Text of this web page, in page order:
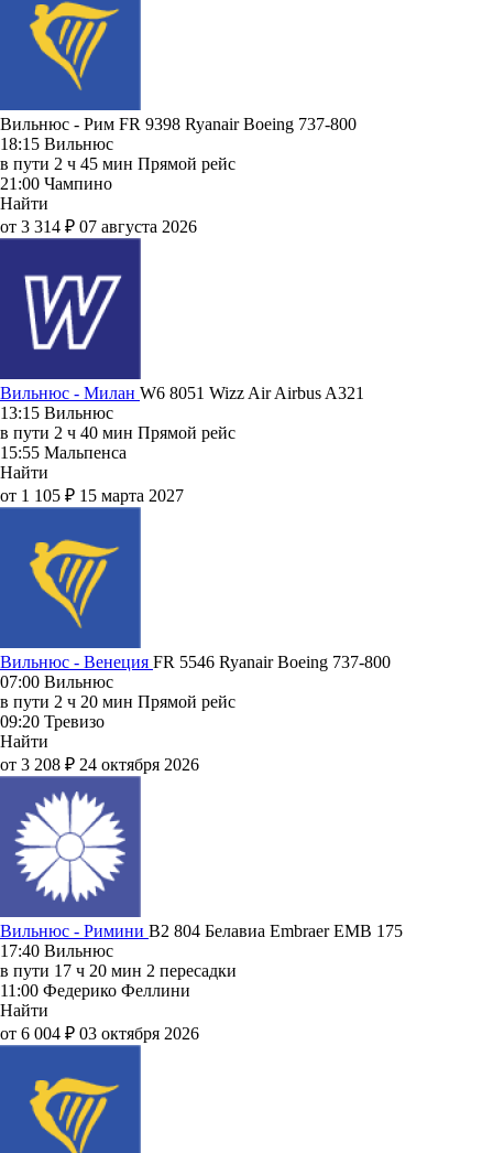
Вильнюс - Рим FR 9398 RyanairBoeing 737-800
18:15 Вильнюс
в пути 2 ч 45 мин Прямой рейс
21:00 Чампино
Найти
от 3 314 ₽ 07 августа 2026
Вильнюс - Милан W6 8051 Wizz AirAirbus A321
13:15 Вильнюс
в пути 2 ч 40 мин Прямой рейс
15:55 Мальпенса
Найти
от 1 105 ₽ 15 марта 2027
Вильнюс - Венеция FR 5546 RyanairBoeing 737-800
07:00 Вильнюс
в пути 2 ч 20 мин Прямой рейс
09:20 Тревизо
Найти
от 3 208 ₽ 24 октября 2026
Вильнюс - Римини B2 804 Белавиа Embraer EMB 175
17:40 Вильнюс
в пути 17 ч 20 мин 2 пересадки
11:00 Федерико Феллини
Найти
от 6 004 ₽ 03 октября 2026